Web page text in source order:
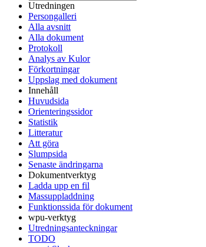
Utredningen
Persongalleri
Alla avsnitt
Alla dokument
Protokoll
Analys av Kulor
Förkortningar
Uppslag med dokument
Innehåll
Huvudsida
Orienteringssidor
Statistik
Litteratur
Att göra
Slumpsida
Senaste ändringarna
Dokumentverktyg
Ladda upp en fil
Massuppladdning
Funktionssida för dokument
wpu-verktyg
Utredningsanteckningar
TODO